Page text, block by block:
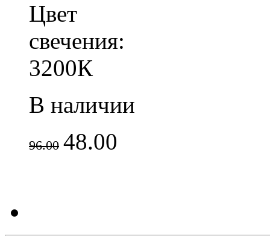
Цвет
свечения:
3200К
В наличии
96.00 48.00